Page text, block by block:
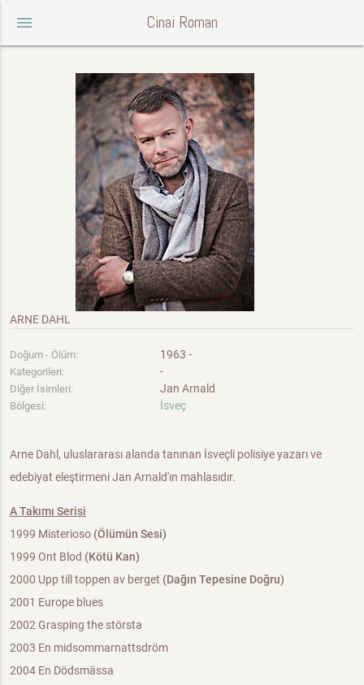
menu Cinai Roman
ARNE DAHL
Doğum - Ölüm: 1963 -
Kategorileri: -
Diğer İsimleri: Jan Arnald
Bölgesi: İsveç
Arne Dahl, uluslararası alanda tanınan İsveçli polisiye yazarı ve
edebiyat eleştirmeni Jan Arnald'ın mahlasıdır.
A Takımı Serisi
1999 Misterioso (Ölümün Sesi)
1999 Ont Blod (Kötü Kan)
2000 Upp till toppen av berget (Dağın Tepesine Doğru)
2001 Europe blues
2002 Grasping the största
2003 En midsommarnattsdröm
2004 En Dödsmässa